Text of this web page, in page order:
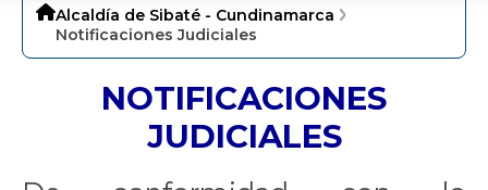
Alcaldía de Sibaté - Cundinamarca
Notificaciones Judiciales
NOTIFICACIONES
JUDICIALES